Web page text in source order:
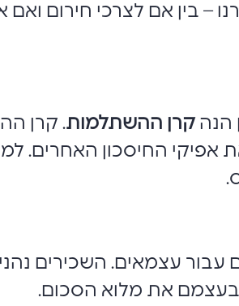
– בין אם לצרכי חירום ואם
הנהקרן ההשתלמות. קרן
את אפיקי החיסכון האחרים.
עבור עצמאים. השכירים
בעצמם את מלוא הסכום.